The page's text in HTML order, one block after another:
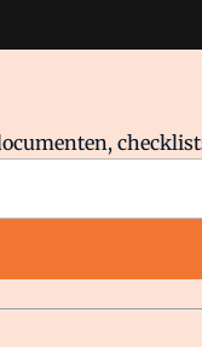
ons manifestwaar